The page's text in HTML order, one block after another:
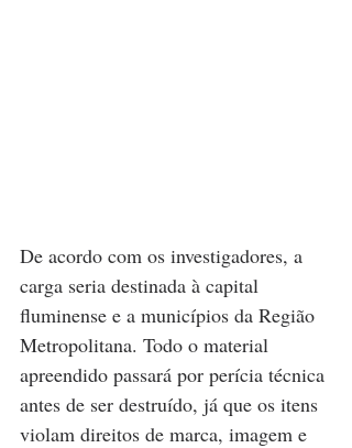
De acordo com os investigadores, a
carga seria destinada à capital
fluminense e a municípios da Região
Metropolitana. Todo o material
apreendido passará por perícia técnica
antes de ser destruído, já que os itens
violam direitos de marca, imagem e